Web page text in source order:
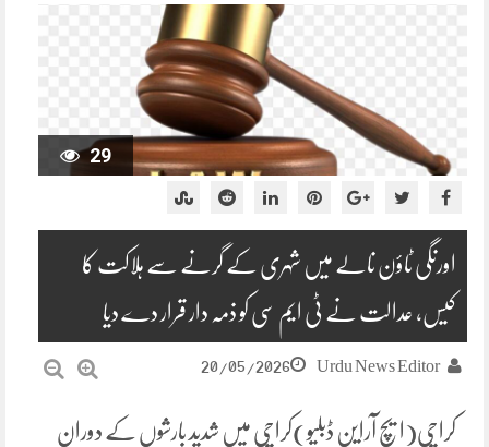
29
اورنگی ٹاؤن نالے میں شہری کے گرنے سے ہلاکت کا
کیس، عدالت نے ٹی ایم سی کو ذمہ دار قرار دے دیا
Urdu News Editor
20/05/2026
کراچی(ایچ آراین ڈبلیو)کراچی میں شدید بارشوں کے دوران